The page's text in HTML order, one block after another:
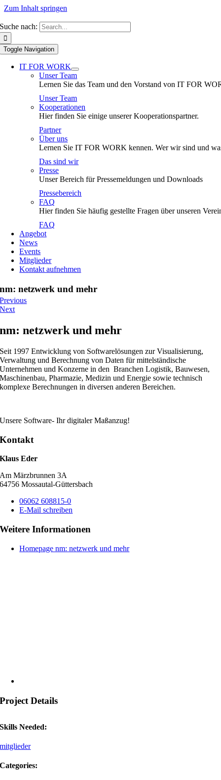
Zum Inhalt springen
Suche nach:
Toggle Navigation
IT FOR WORK
Unser Team
Lernen Sie das Team und den Vorstand von IT FOR
Unser Team
Kooperationen
Hier finden Sie einige unserer Kooperationspartner.
Partner
Über uns
Lernen Sie IT FOR WORK kennen. Wer wir sind und
Das sind wir
Presse
Unser Bereich für Pressemeldungen und Downloads
Pressebereich
FAQ
Hier finden Sie häufig gestellte Fragen über unseren
FAQ
Angebot
News
Events
Mitglieder
Kontakt aufnehmen
nm: netzwerk und mehr
Previous
Next
nm: netzwerk und mehr
Seit 1997 Entwicklung von Softwarelösungen zur Visualisierung,
Verwaltung und Berechnung von Daten für mittelständische
Unternehmen und Konzerne in den Branchen Logistik, Bauwesen,
Maschinenbau, Pharmazie, Medizin und Energie sowie technisch
komplexe Berechnungen in diversen anderen Bereichen.
Unsere Software- Ihr digitaler Maßanzug!
Kontakt
Klaus Eder
Am Märzbrunnen 3A
64756 Mossautal-Güttersbach
06062 608815-0
E-Mail schreiben
Weitere Informationen
Homepage nm: netzwerk und mehr
Project Details
Skills Needed:
mitglieder
Categories: